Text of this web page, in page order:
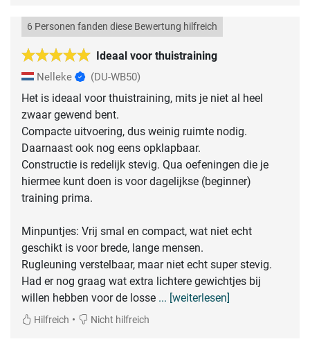
Ideaal voor thuistraining
6 Personen fanden diese Bewertung hilfreich
Nelleke (DU-WB50)
Het is ideaal voor thuistraining, mits je niet al heel
zwaar gewend bent.
Compacte uitvoering, dus weinig ruimte nodig.
Daarnaast ook nog eens opklapbaar.
Constructie is redelijk stevig. Qua oefeningen die je
hiermee kunt doen is voor dagelijkse (beginner)
training prima.
Minpuntjes: Vrij smal en compact, wat niet echt
geschikt is voor brede, lange mensen.
Rugleuning verstelbaar, maar niet echt super stevig.
Had er nog graag wat extra lichtere gewichtjes bij
willen hebben voor de losse ... [weiterlesen]
Hilfreich • Nicht hilfreich